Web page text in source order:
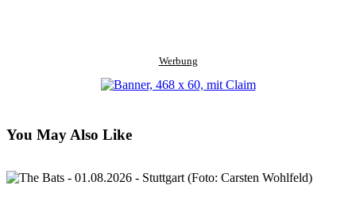
Werbung
You May Also Like